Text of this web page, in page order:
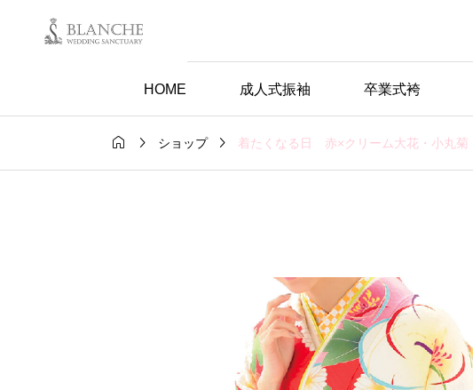
HOME 成人式振袖 卒業式袴
  ショップ  着たくなる日 赤×クリーム大花・小丸菊